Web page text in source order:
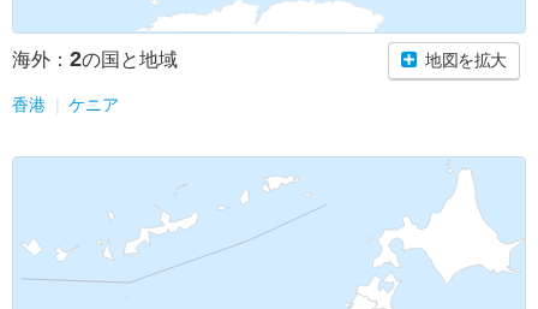
海外： 2の国と地域 地図を拡大
香港 ケニア